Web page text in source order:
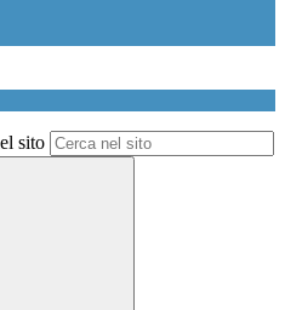
sito